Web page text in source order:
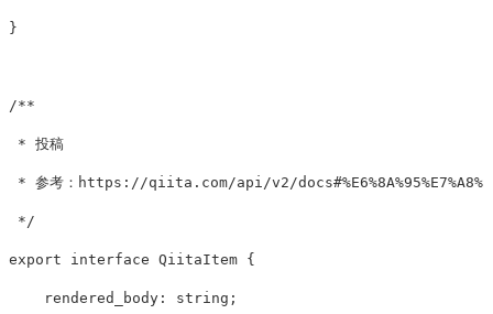
}
/**
* 投稿
* 参考：https://qiita.com/api/v2/
*/
export interface QiitaItem {
rendered_body : string ;